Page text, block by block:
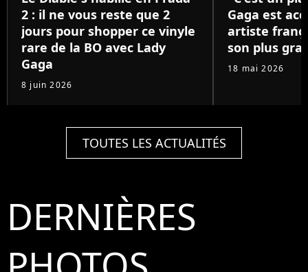
2 : il ne vous reste que 2
jours pour shopper ce vinyle
rare de la BO avec Lady
Gaga
8 juin 2026
Gaga est
artiste
son plus
18 mai 2026
TOUTES LES ACTUALITÉS
DERNIÈRES